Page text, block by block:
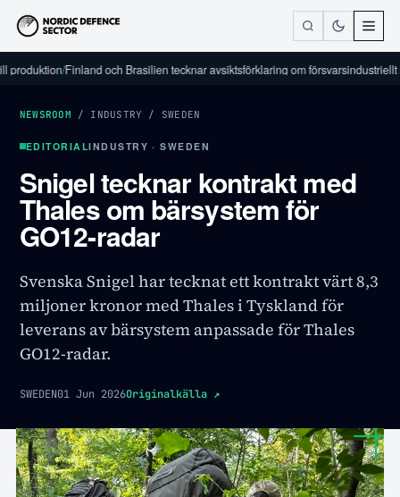
/Finland och Brasilien tecknar avsiktsförklaring om försvarsindustriellt
NEWSROOM / INDUSTRY / SWEDEN
EDITORIALINDUSTRY · SWEDEN
Snigel tecknar kontrakt med
Thales om bärsystem för
GO12-radar
Svenska Snigel har tecknat ett kontrakt värt 8,3
miljoner kronor med Thales i Tyskland för
leverans av bärsystem anpassade för Thales
GO12-radar.
SWEDEN01 Jun 2026Originalkälla ↗